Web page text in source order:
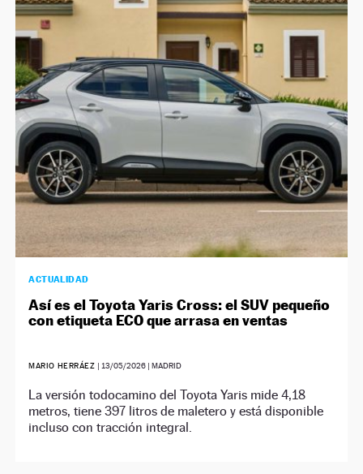
ACTUALIDAD
Así es el Toyota Yaris Cross: el SUV pequeño
con etiqueta ECO que arrasa en ventas
MARIO HERRÁEZ | 13/05/2026| MADRID
La versión todocamino del Toyota Yaris mide 4,18
metros, tiene 397 litros de maletero y está disponible
incluso con tracción integral.